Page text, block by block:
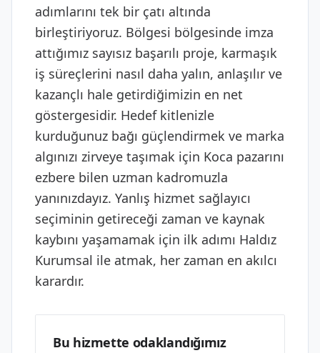
adımlarını tek bir çatı altında
birleştiriyoruz. Bölgesi bölgesinde imza
attığımız sayısız başarılı proje, karmaşık
iş süreçlerini nasıl daha yalın, anlaşılır ve
kazançlı hale getirdiğimizin en net
göstergesidir. Hedef kitlenizle
kurduğunuz bağı güçlendirmek ve marka
algınızı zirveye taşımak için Koca pazarını
ezbere bilen uzman kadromuzla
yanınızdayız. Yanlış hizmet sağlayıcı
seçiminin getireceği zaman ve kaynak
kaybını yaşamamak için ilk adımı Haldız
Kurumsal ile atmak, her zaman en akılcı
karardır.
Bu hizmette odaklandığımız